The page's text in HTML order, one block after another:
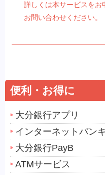
詳しくは本サービスをお
お問い合わせください。
便利・お得に
大分銀行アプリ
インターネットバン
大分銀行PayB
ATMサービス